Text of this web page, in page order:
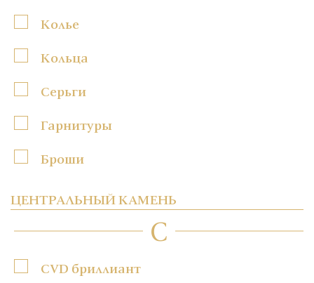
Колье
Кольца
Серьги
Гарнитуры
Броши
ЦЕНТРАЛЬНЫЙ КАМЕНЬ
C
CVD бриллиант